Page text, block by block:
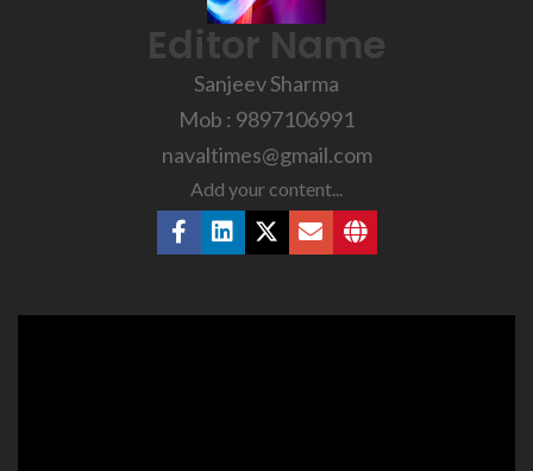
Editor Name
Sanjeev Sharma
Mob : 9897106991
navaltimes@gmail.com
Add your content...